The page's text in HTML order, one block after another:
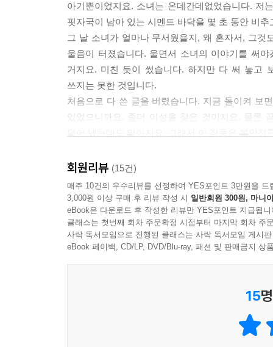
아기뿐이었지요. 소녀는 온데간데없었습니다. 저
핏자국이 남아 있는 시멘트 바닥을 몇 초 동안 비
그 날 소녀가 얼마나 무서웠을지, 왜 혼자서, 그
울음이 터졌습니다. 울면서 소녀의 이야기를 써
거지요. 미친 듯이 썼습니다. 하지만 다 써 놓고
쓰지는 못한 것입니다.
처음으로 다 쓴 글을 버렸습니다. 지금 돌이켜 보
있었으니까요. 좀더 이성을 찾은 것이지요. 물론
싶었는데, 너무너무 붙잡고 싶었는데 그러지 못했
저와 가까운 분들께 작품을 보여 드렸더니 왜 하
공개합니다.
처음 쓴 글을 버려야 겠다고 마음먹은 날이었
순간순간이 괴롭고 나 자신이 그렇게 못나게 느
기나긴 꿈 속에 참으로 많은 사람들이 등장해서
낙태 전후 몸과 마음의 변화는 이름을 밝힐 수 없
부모님과 수많은 나의 선생님들, 그리고 기댈 곳
회원리뷰 (15건)
매주 10건의 우수리뷰를 선정하여 YES포인트 3만원을 드
3,000원 이상 구매 후 리뷰 작성 시 일반회원 300원, 마니
eBook은 다운로드 후 작성한 리뷰만 YES포인트 지급됩니
클래스는 첫번째 회차 주문확정 시점부터 마지막 회차 주
사락 독서모임으로 진행된 클래스는 사락 독서모임 게시
eBook 페이백, CD/LP, DVD/Blu-ray, 패션 및 판매금지 상
15